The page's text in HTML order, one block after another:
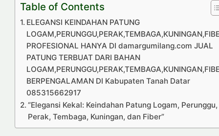
Table of Contents
ELEGANSI KEINDAHAN PATUNG
PROFESIONAL HANYA DI damargumilang.com JUAL
PATUNG TERBUAT DARI BAHAN
BERPENGALAMAN DI Kabupaten Tanah Datar
085315662917
“Elegansi Kekal: Keindahan Patung Logam, Perunggu,
Perak, Tembaga, Kuningan, dan Fiber”